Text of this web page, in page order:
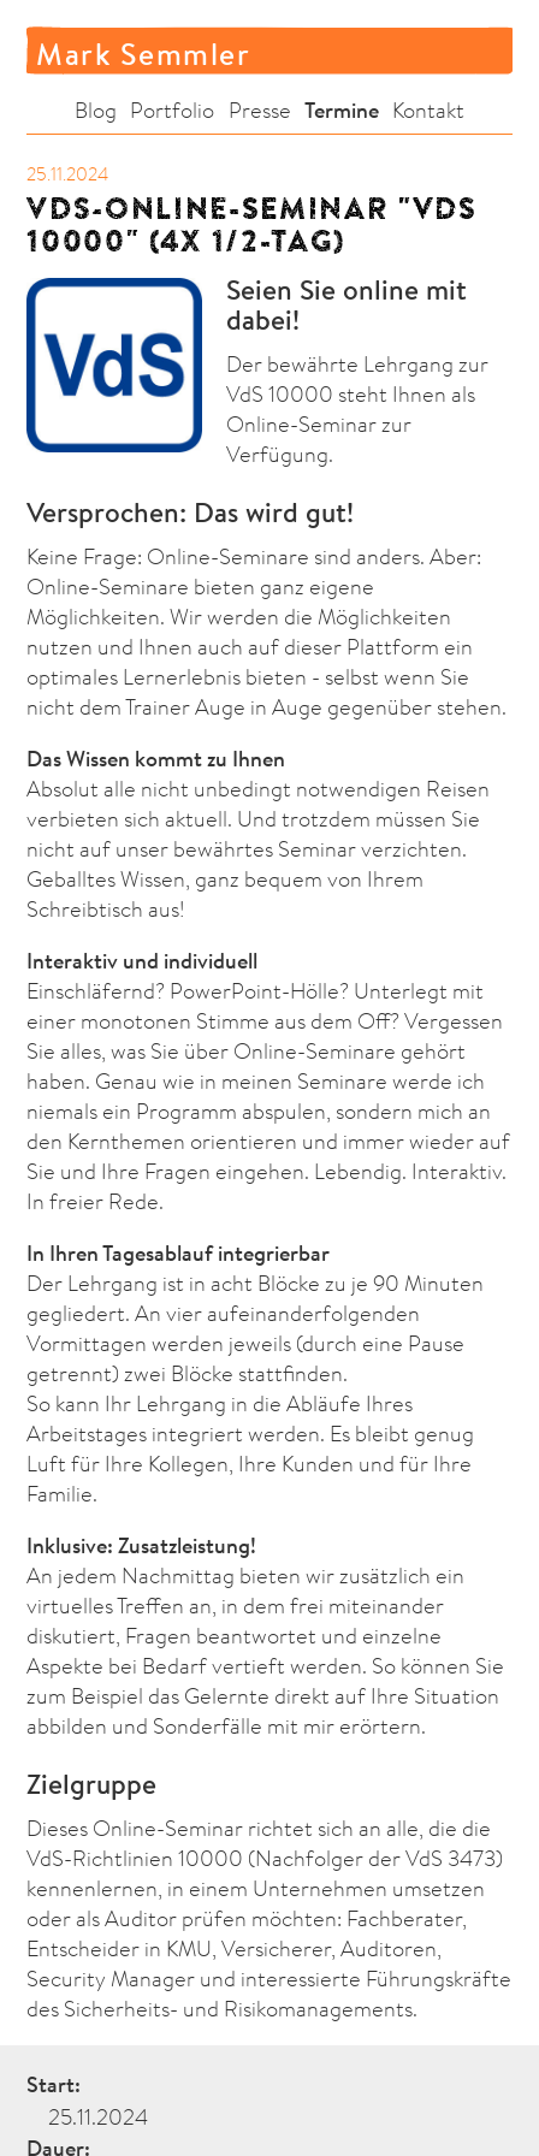
Mark Semmler
Blog Portfolio Presse Termine Kontakt
25.11.2024
VDS-ONLINE-SEMINAR "VDS
10000" (4X 1/2-TAG)
Seien Sie online mit
dabei!
Der bewährte Lehrgang zur
VdS 10000 steht Ihnen als
Online-Seminar zur
Verfügung.
Versprochen: Das wird gut!
Keine Frage: Online-Seminare sind anders. Aber:
Online-Seminare bieten ganz eigene
Möglichkeiten. Wir werden die Möglichkeiten
nutzen und Ihnen auch auf dieser Plattform ein
optimales Lernerlebnis bieten - selbst wenn Sie
nicht dem Trainer Auge in Auge gegenüber stehen.
Das Wissen kommt zu Ihnen
Absolut alle nicht unbedingt notwendigen Reisen
verbieten sich aktuell. Und trotzdem müssen Sie
nicht auf unser bewährtes Seminar verzichten.
Geballtes Wissen, ganz bequem von Ihrem
Schreibtisch aus!
Interaktiv und individuell
Einschläfernd? PowerPoint-Hölle? Unterlegt mit
einer monotonen Stimme aus dem Off? Vergessen
Sie alles, was Sie über Online-Seminare gehört
haben. Genau wie in meinen Seminare werde ich
niemals ein Programm abspulen, sondern mich an
den Kernthemen orientieren und immer wieder auf
Sie und Ihre Fragen eingehen. Lebendig. Interaktiv.
In freier Rede.
In Ihren Tagesablauf integrierbar
Der Lehrgang ist in acht Blöcke zu je 90 Minuten
gegliedert. An vier aufeinanderfolgenden
Vormittagen werden jeweils (durch eine Pause
getrennt) zwei Blöcke stattfinden.
So kann Ihr Lehrgang in die Abläufe Ihres
Arbeitstages integriert werden. Es bleibt genug
Luft für Ihre Kollegen, Ihre Kunden und für Ihre
Familie.
Inklusive: Zusatzleistung!
An jedem Nachmittag bieten wir zusätzlich ein
virtuelles Treffen an, in dem frei miteinander
diskutiert, Fragen beantwortet und einzelne
Aspekte bei Bedarf vertieft werden. So können Sie
zum Beispiel das Gelernte direkt auf Ihre Situation
abbilden und Sonderfälle mit mir erörtern.
Zielgruppe
Dieses Online-Seminar richtet sich an alle, die die
VdS-Richtlinien 10000 (Nachfolger der VdS 3473)
kennenlernen, in einem Unternehmen umsetzen
oder als Auditor prüfen möchten: Fachberater,
Entscheider in KMU, Versicherer, Auditoren,
Security Manager und interessierte Führungskräfte
des Sicherheits- und Risikomanagements.
Start:
25.11.2024
Dauer: